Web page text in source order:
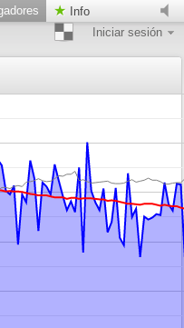
Info
Iniciar sesión